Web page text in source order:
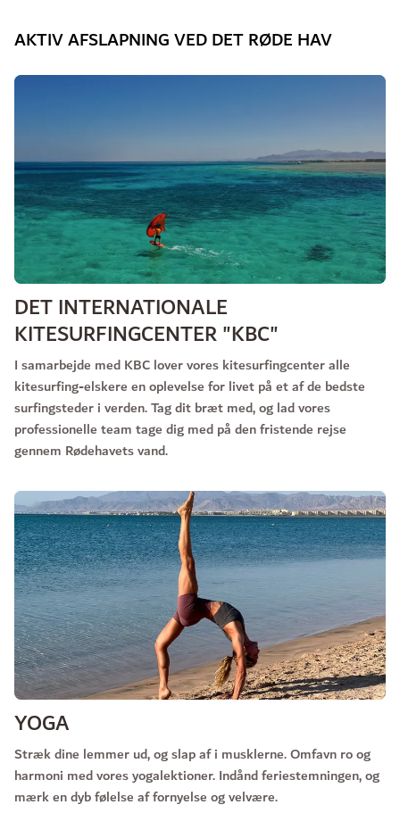
AKTIV AFSLAPNING VED DET RØDE HAV
DET INTERNATIONALE
KITESURFINGCENTER "KBC"
I samarbejde med KBC lover vores kitesurfingcenter alle
kitesurfing-elskere en oplevelse for livet på et af de bedste
surfingsteder i verden. Tag dit bræt med, og lad vores
professionelle team tage dig med på den fristende rejse
gennem Rødehavets vand.
YOGA
Stræk dine lemmer ud, og slap af i musklerne. Omfavn ro og
harmoni med vores yogalektioner. Indånd feriestemningen, og
mærk en dyb følelse af fornyelse og velvære.